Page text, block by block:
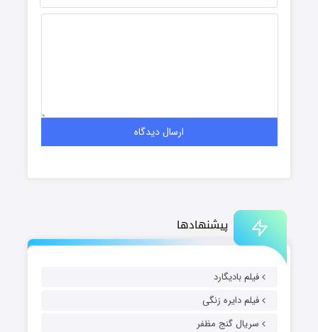
پیشنهادها
فیلم بادیگارد
فیلم دایره زنگی
سریال گنج مظفر